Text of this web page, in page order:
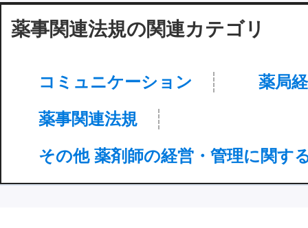
薬事関連法規の関連カテゴリ
コミュニケーション
薬局
薬事関連法規
その他 薬剤師の経営・管理に関す